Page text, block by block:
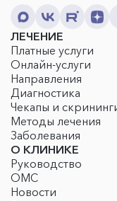
ЛЕЧЕНИЕ
Платные услуги
Онлайн-услуги
Направления
Диагностика
Чекапы и
Методы лечения
Заболевания
О КЛИНИКЕ
Руководство
ОМС
Новости